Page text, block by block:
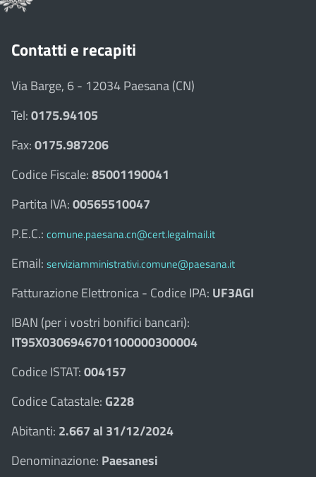
Contatti e recapiti
Via Barge, 6 - 12034 Paesana (CN)
Tel:0175.94105
Fax:0175.987206
Codice Fiscale:85001190041
Partita IVA:00565510047
P.E.C.: comune.paesana.cn@cert.legalmail.it
Email: serviziamministrativi.comune@paesana.it
Fatturazione Elettronica - Codice IPA: UF3AGI
IBAN (per i vostri bonifici bancari):
IT95X0306946701100000300004
Codice ISTAT:004157
Codice Catastale:G228
Abitanti: 2.667 al 31/12/2024
Denominazione: Paesanesi